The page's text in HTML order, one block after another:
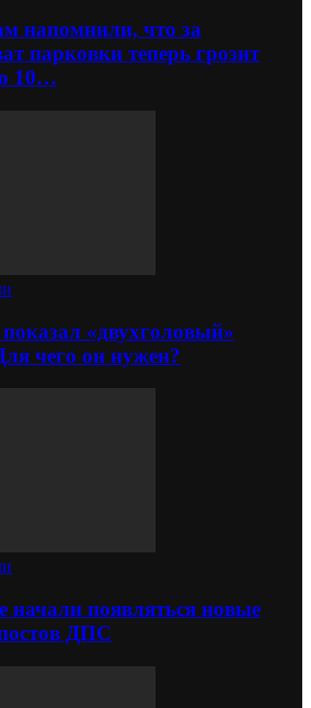
напомнили, что за
парковки теперь грозит
10…
«двухголовый»
чего он нужен?
начали появляться новые
ДПС